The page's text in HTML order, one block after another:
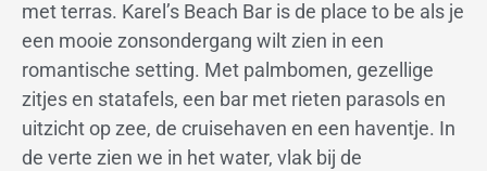
met terras. Karel’s Beach Bar is de place to be als je
een mooie zonsondergang wilt zien in een
romantische setting. Met palmbomen, gezellige
zitjes en statafels, een bar met rieten parasols en
uitzicht op zee, de cruisehaven en een haventje. In
de verte zien we in het water, vlak bij de